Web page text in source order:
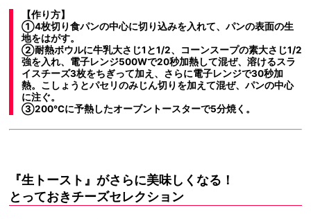
【作り方】
①4枚切り食パンの中心に切り込みを入れて、パンの表面の生
地をはがす。
②耐熱ボウルに牛乳大さじ1と1/2、コーンスープの素大さじ1/2
強を入れ、電子レンジ500Wで20秒加熱して混ぜ、溶けるスラ
イスチーズ3枚をちぎって加え、さらに電子レンジで30秒加
熱。こしょうとパセリのみじん切りを加えて混ぜ、パンの中心
に注ぐ。
③200℃に予熱したオーブントースターで5分焼く。
『生トースト』がさらに美味しくなる！
とっておきチーズセレクション